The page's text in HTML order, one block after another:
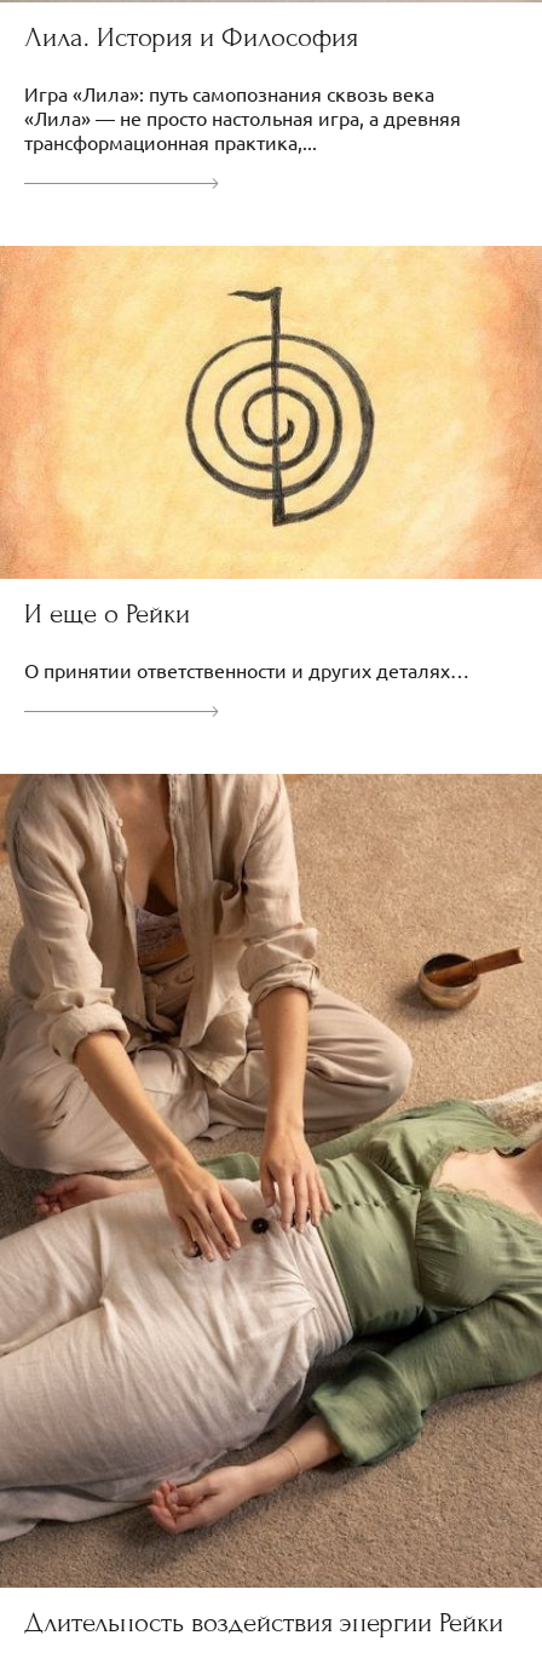
Лила. История и Философия
Игра «Лила»: путь самопознания сквозь века
«Лила» — не просто настольная игра, а древняя
трансформационная практика,...
И еще о Рейки
О принятии ответственности и других деталях…
Длительность воздействия энергии Рейки